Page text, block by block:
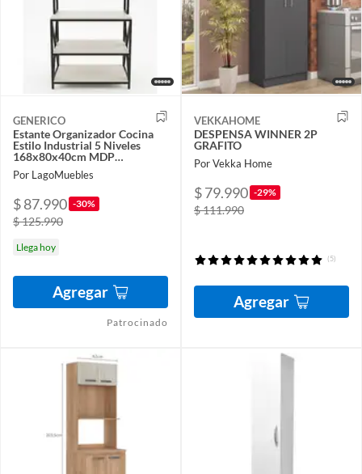
GENERICO
Estante Organizador Cocina
Estilo Industrial 5 Niveles
168x80x40cm MDP
Estructura Metal
Por LagoMuebles
$ 87.990 -30%
$ 125.990
Llega hoy
Agregar
Patrocinado
VEKKAHOME
DESPENSA WINNER 2P
GRAFITO
Por Vekka Home
$ 79.990 -29%
$ 111.990
(5)
Agregar